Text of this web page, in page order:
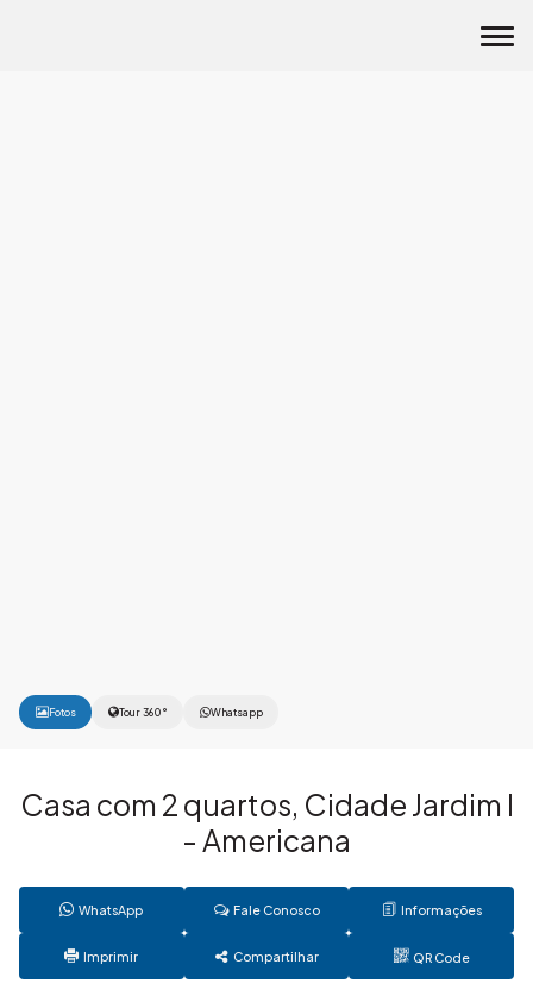
Fotos Tour 360° Whatsapp
Casa com 2 quartos, Cidade Jardim I
- Americana
WhatsApp Fale Conosco Informações
Imprimir Compartilhar QR Code